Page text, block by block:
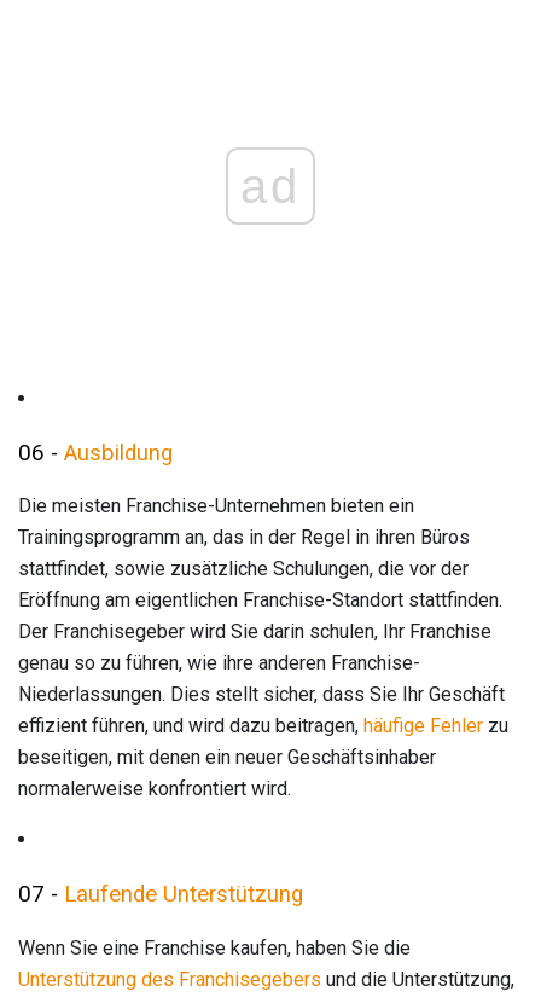
ad
06 - Ausbildung
Die meisten Franchise-Unternehmen bieten ein
Trainingsprogramm an, das in der Regel in ihren Büros
stattfindet, sowie zusätzliche Schulungen, die vor der
Eröffnung am eigentlichen Franchise-Standort stattfinden.
Der Franchisegeber wird Sie darin schulen, Ihr Franchise
genau so zu führen, wie ihre anderen Franchise-
Niederlassungen. Dies stellt sicher, dass Sie Ihr Geschäft
effizient führen, und wird dazu beitragen, häufige Fehler zu
beseitigen, mit denen ein neuer Geschäftsinhaber
normalerweise konfrontiert wird.
07 - Laufende Unterstützung
Wenn Sie eine Franchise kaufen, haben Sie die
Unterstützung des Franchisegebers und die Unterstützung,